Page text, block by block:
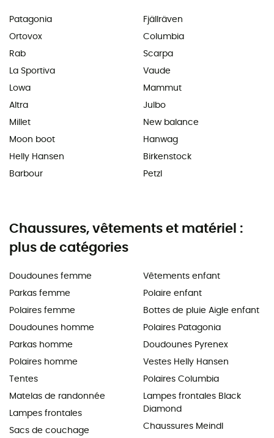
Patagonia
Ortovox
Rab
La Sportiva
Lowa
Altra
Millet
Moon boot
Helly Hansen
Barbour
Fjällräven
Columbia
Scarpa
Vaude
Mammut
Julbo
New balance
Hanwag
Birkenstock
Petzl
Chaussures, vêtements et matériel :
plus de catégories
Doudounes femme
Parkas femme
Polaires femme
Doudounes homme
Parkas homme
Polaires homme
Tentes
Matelas de randonnée
Lampes frontales
Sacs de couchage
Vêtements enfant
Polaire enfant
Bottes de pluie Aigle enfant
Polaires Patagonia
Doudounes Pyrenex
Vestes Helly Hansen
Polaires Columbia
Lampes frontales Black
Diamond
Chaussures Meindl